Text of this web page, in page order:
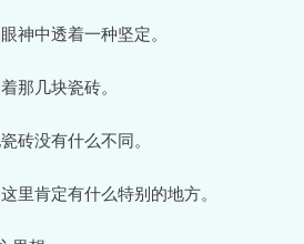
神中透着一种坚定。
那几块瓷砖。
砖没有什么不同。
里肯定有什么特别的地方。